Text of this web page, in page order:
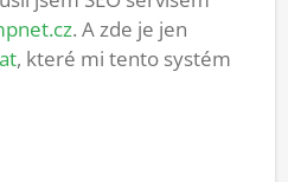
. A zde je jen
, které mi tento systém